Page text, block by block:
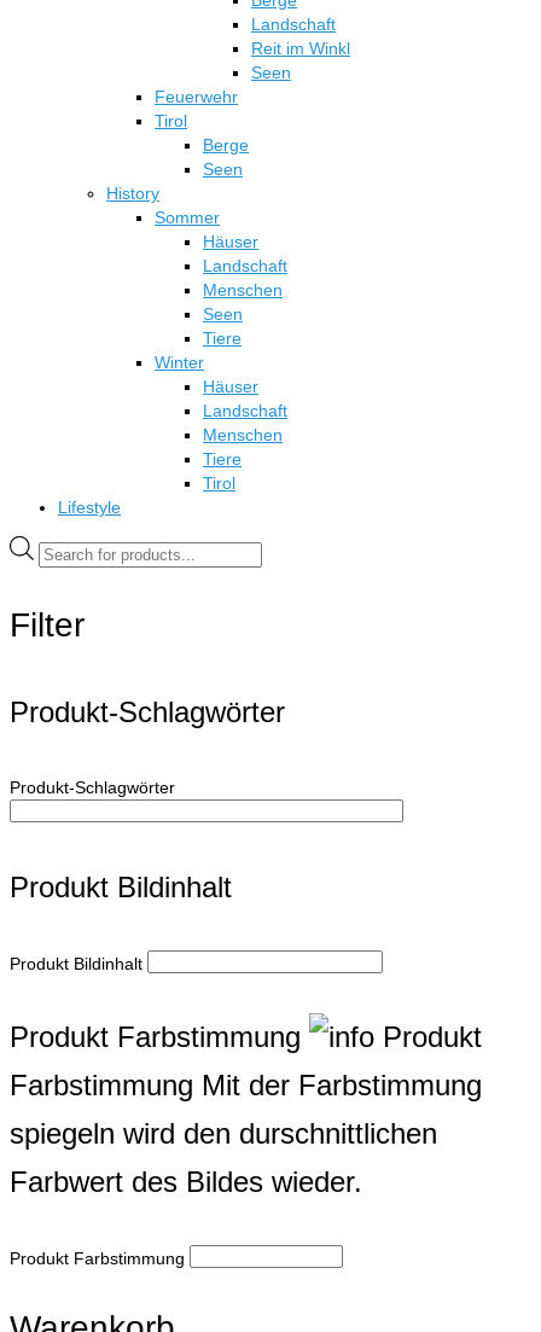
Landschaft
Reit im Winkl
Seen
Feuerwehr
Tirol
Berge
Seen
History
Sommer
Häuser
Landschaft
Menschen
Seen
Tiere
Winter
Häuser
Landschaft
Menschen
Tiere
Tirol
Lifestyle
Products
search
Filter
Produkt-Schlagwörter
Produkt-Schlagwörter
Produkt Bildinhalt
Produkt Bildinhalt
Produkt Farbstimmung
Produkt
Farbstimmung Mit der Farbstimmung
spiegeln wird den durschnittlichen
Farbwert des Bildes wieder.
Produkt Farbstimmung